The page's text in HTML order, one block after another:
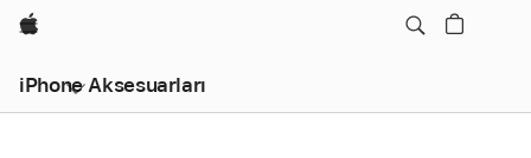
wzlhp
iPhone Aksesuarları